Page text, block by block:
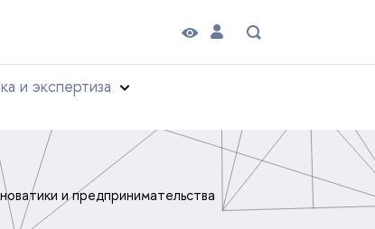
и экспертиза
и предпринимательства